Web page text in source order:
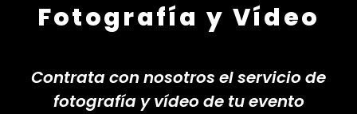
Fotografía y Vídeo
Contrata con nosotros el servicio de
fotografía y vídeo de tu evento